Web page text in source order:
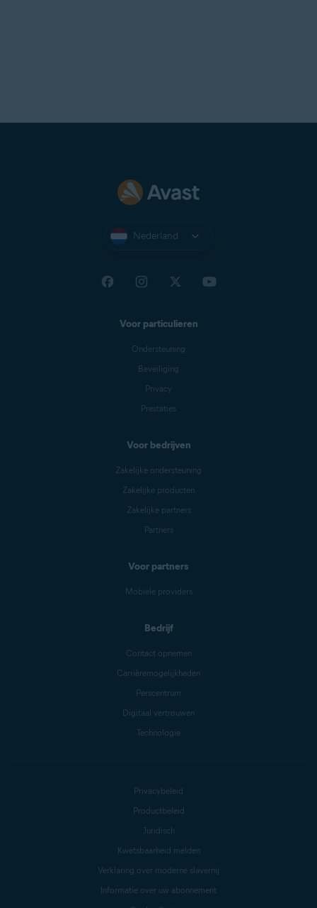
Nederland
Voor particulieren
Ondersteuning
Beveiliging
Privacy
Prestaties
Voor bedrijven
Zakelijke ondersteuning
Zakelijke producten
Zakelijke partners
Partners
Voor partners
Mobiele providers
Bedrijf
Contact opnemen
Carrièremogelijkheden
Perscentrum
Digitaal vertrouwen
Technologie
Privacybeleid
Productbeleid
Juridisch
Kwetsbaarheid melden
Verklaring over moderne slavernij
Informatie over uw abonnement